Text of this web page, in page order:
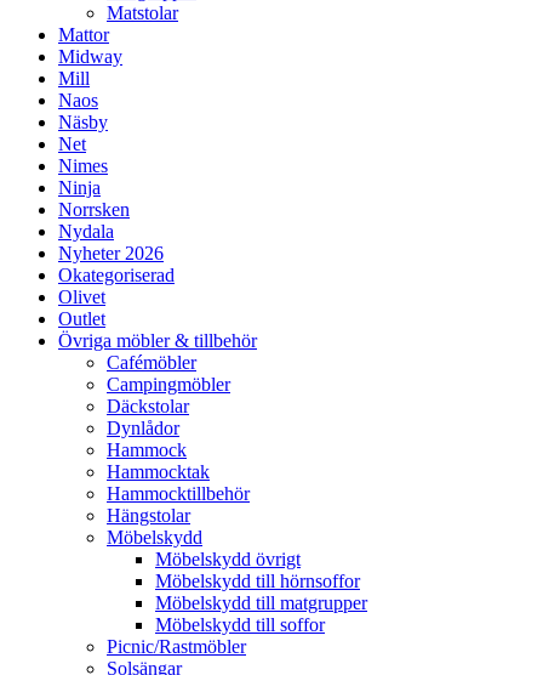
Matstolar
Mattor
Midway
Mill
Naos
Näsby
Net
Nimes
Ninja
Norrsken
Nydala
Nyheter 2026
Okategoriserad
Olivet
Outlet
Övriga möbler & tillbehör
Cafémöbler
Campingmöbler
Däckstolar
Dynlådor
Hammock
Hammocktak
Hammocktillbehör
Hängstolar
Möbelskydd
Möbelskydd övrigt
Möbelskydd till hörnsoffor
Möbelskydd till matgrupper
Möbelskydd till soffor
Picnic/Rastmöbler
Solsängar